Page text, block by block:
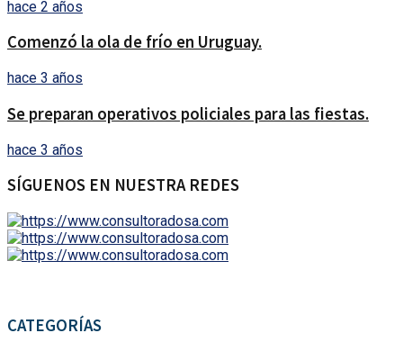
hace 2 años
Comenzó la ola de frío en Uruguay.
hace 3 años
Se preparan operativos policiales para las fiestas.
hace 3 años
SÍGUENOS EN NUESTRA REDES
CATEGORÍAS